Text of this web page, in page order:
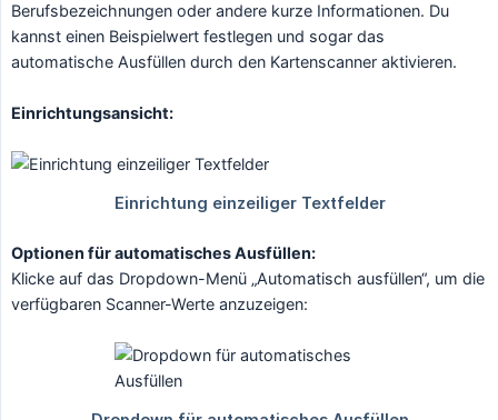
Berufsbezeichnungen oder andere kurze Informationen. Du
kannst einen Beispielwert festlegen und sogar das
automatische Ausfüllen durch den Kartenscanner aktivieren.
Einrichtungsansicht:
Optionen für automatisches Ausfüllen:
Klicke auf das Dropdown-Menü „Automatisch ausfüllen“, um die
verfügbaren Scanner-Werte anzuzeigen: